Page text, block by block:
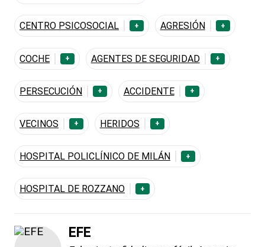
CENTRO PSICOSOCIAL + AGRESIÓN +
COCHE + AGENTES DE SEGURIDAD +
PERSECUCIÓN + ACCIDENTE +
VECINOS + HERIDOS +
HOSPITAL POLICLÍNICO DE MILÁN +
HOSPITAL DE ROZZANO +
EFE